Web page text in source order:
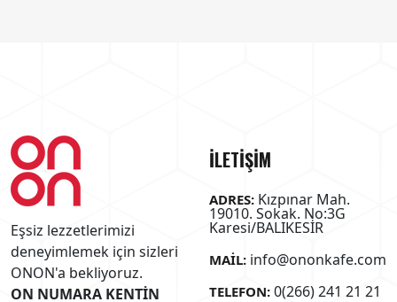
Eşsiz lezzetlerimizi
deneyimlemek için sizleri
ONON'a bekliyoruz.
ON NUMARA KENTİN
İLETİŞİM
ADRES: Kızpınar Mah.
19010. Sokak. No:3G
Karesi/BALIKESİR
MAIL: info@ononkafe.com
TELEFON: 0(266) 241 21 21